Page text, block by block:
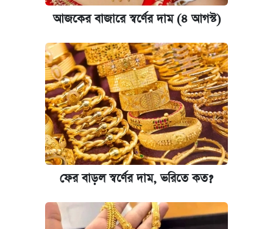
নবম পে স্কেল বাস্তবায়ন চূড়ান্ত পর্যায়ে, যা জানালেন
অর্থমন্ত্রী
জুলাই স্মৃতি জাদুঘরে যেতে টিকিট কাটবেন যেভাবে
যুক্তরাষ্ট্র থেকে আরও ২৩ বাংলাদেশিকে দেশে
ফেরত পাঠানো হলো
আজকের বাজারে স্বর্ণের দাম (৪ আগস্ট)
ফের বাড়ল স্বর্ণের দাম, ভরিতে কত?